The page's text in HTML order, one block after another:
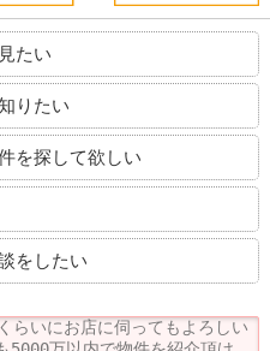
たい
りたい
を探して欲しい
をしたい